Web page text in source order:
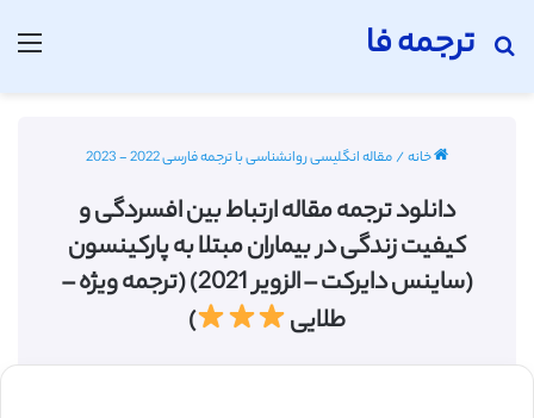
ترجمه فا
جستجو برای
خانه/مقاله انگلیسی روانشناسی با ترجمه فارسی 2022 - 2023
دانلود ترجمه مقاله ارتباط بین افسردگی و
کیفیت زندگی در بیماران مبتلا به پارکینسون
(ساینس دایرکت – الزویر 2021) (ترجمه ویژه –
طلایی
)